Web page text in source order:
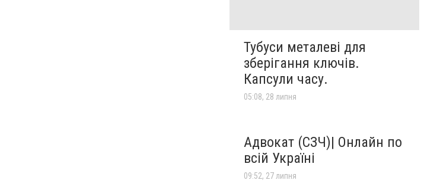
Тубуси металеві для
зберігання ключів.
Капсули часу.
05:08, 28 липня
Адвокат (СЗЧ)| Онлайн по
всій Україні
09:52, 27 липня